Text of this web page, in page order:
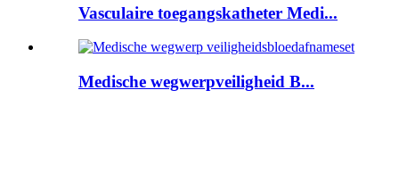
Vasculaire toegangskatheter Medi...
Medische wegwerpveiligheid B...